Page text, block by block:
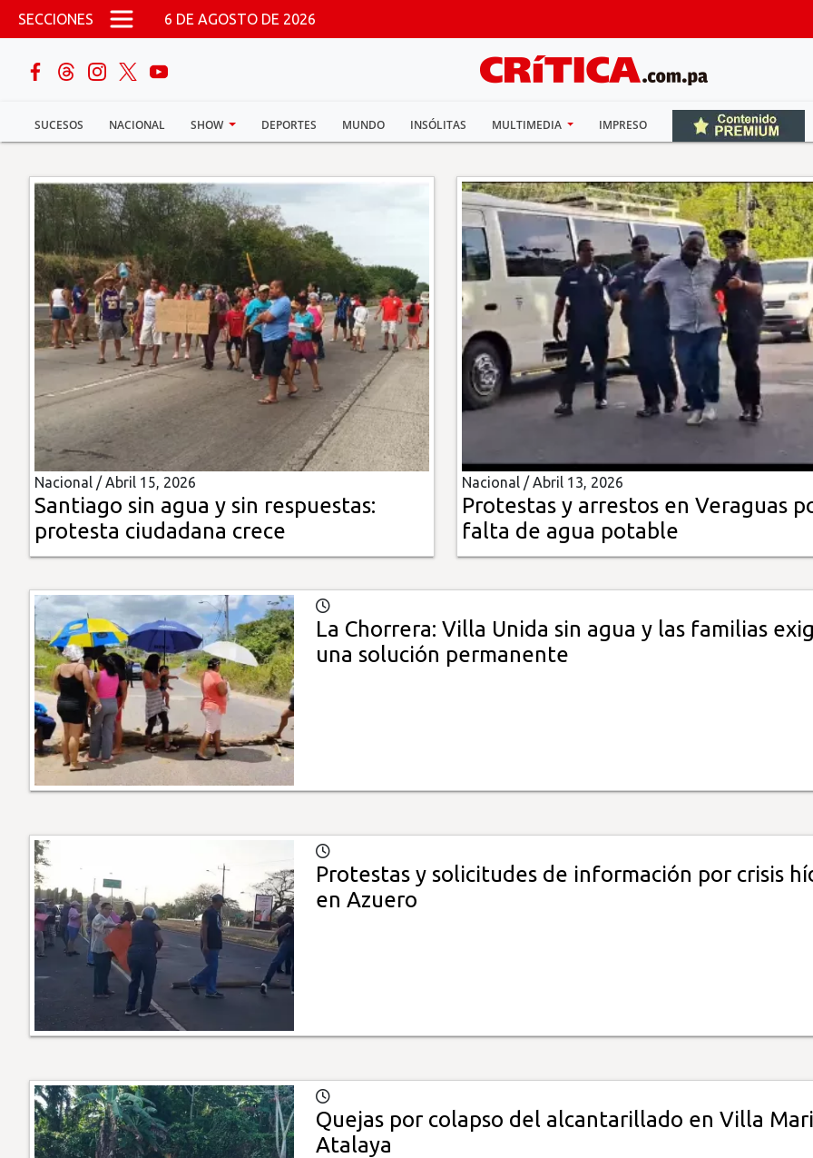
Pasar al contenido principal
SECCIONES 6 DE AGOSTO DE 2026
SUCESOS NACIONAL SHOW DEPORTES MUNDO INSÓLITAS MULTIMEDIA IMPRESO
buscar
Sucesos
Nacional
Política
Show
Deportes
Mundo
Insólitas
Multimedia
Impreso
Nacional /Abril 15, 2026
Santiago sin agua y sin respuestas:
protesta ciudadana crece
Nacional /Abril 13, 2026
Protestas y arrestos en Veraguas
falta de agua potable
La Chorrera: Villa Unida sin agua y las familias
una solución permanente
Protestas y solicitudes de información por crisis
en Azuero
Quejas por colapso del alcantarillado en Villa
Atalaya